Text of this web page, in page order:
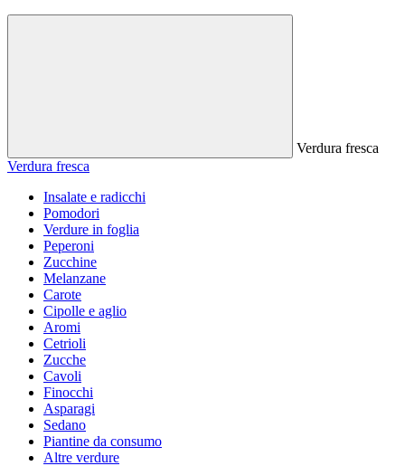
Verdura fresca
Verdura fresca
Insalate e radicchi
Pomodori
Verdure in foglia
Peperoni
Zucchine
Melanzane
Carote
Cipolle e aglio
Aromi
Cetrioli
Zucche
Cavoli
Finocchi
Asparagi
Sedano
Piantine da consumo
Altre verdure